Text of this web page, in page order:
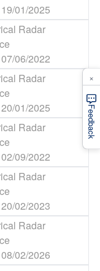
19/01/2025
07/06/2022
20/01/2025
02/09/2022
20/02/2023
08/02/2026
Feedback
×